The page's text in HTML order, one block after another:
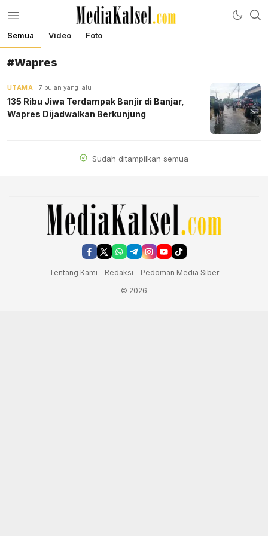
mediakalsel.com
Berita Update Banua
Semua Video Foto
#Wapres
UTAMA 7 bulan yang lalu
135 Ribu Jiwa Terdampak Banjir di Banjar,
Wapres Dijadwalkan Berkunjung
Sudah ditampilkan semua
Tentang Kami Redaksi
Pedoman Media Siber
© 2026